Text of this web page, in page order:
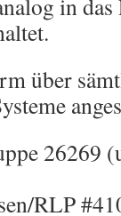
in
über
26269
RLP